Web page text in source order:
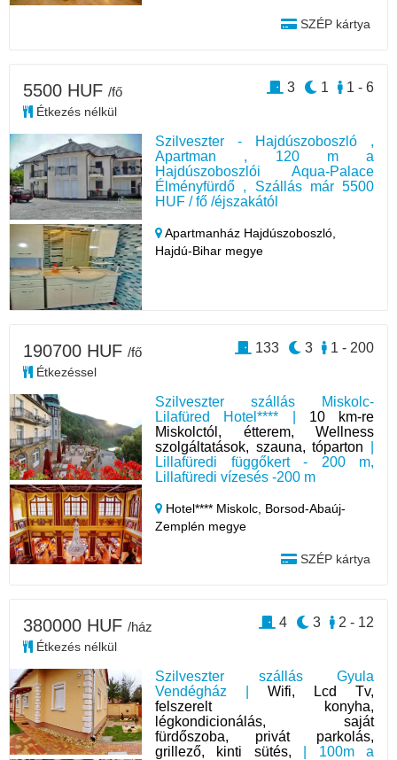
SZÉP kártya
Szilveszter - Hajdúszoboszló ,
Apartman , 120 m a
Hajdúszoboszlói Aqua-Palace
Élményfürdő , Szállás már 5500
HUF / fő /éjszakától
Apartmanház Hajdúszoboszló,
Hajdú-Bihar megye
5500 HUF /fő
Étkezés nélkül
1 - 6
1
3
Szilveszter szállás Miskolc-
Lilafüred Hotel**** | 10 km-re
Miskolctól, étterem, Wellness
szolgáltatások, szauna, tóparton
Lillafüredi függőkert - 200 m,
Lillafüredi vízesés -200 m
Hotel**** Miskolc, Borsod-Abaúj-
Zemplén megye
SZÉP kártya
190700 HUF /fő
Étkezéssel
1 - 200
3
133
Szilveszter szállás Gyula
Vendégház |Wifi, Lcd Tv,
felszerelt konyha,
légkondicionálás, saját
fürdőszoba, privát parkolás,
grillező, kinti sütés, | 100m a
380000 HUF /ház
Étkezés nélkül
2 - 12
3
4